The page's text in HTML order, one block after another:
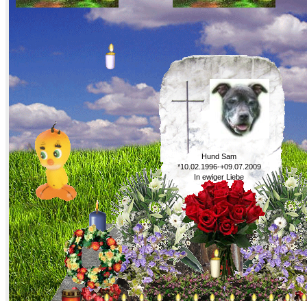
Hund Sam
*10.02.1996-+09.07.2009
In ewiger Liebe